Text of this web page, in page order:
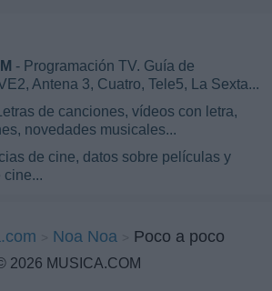
- Programación TV. Guía de
Antena 3, Cuatro, Tele5, La Sexta...
de canciones, vídeos con letra,
novedades musicales...
de cine, datos sobre películas y
cine...
Noa Noa Poco a poco
2026 MUSICA.COM